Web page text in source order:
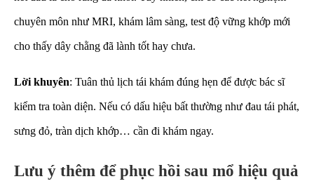
chuyên môn như MRI, khám lâm sàng, test độ vững khớp mới
cho thấy dây chằng đã lành tốt hay chưa.
Lời khuyên: Tuân thủ lịch tái khám đúng hẹn để được bác sĩ
kiểm tra toàn diện. Nếu có dấu hiệu bất thường như đau tái phát,
sưng đỏ, tràn dịch khớp… cần đi khám ngay.
Lưu ý thêm để phục hồi sau mổ hiệu quả